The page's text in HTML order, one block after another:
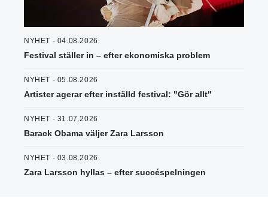
NYHET - 04.08.2026
Festival ställer in – efter ekonomiska problem
NYHET - 05.08.2026
Artister agerar efter inställd festival: "Gör allt"
NYHET - 31.07.2026
Barack Obama väljer Zara Larsson
NYHET - 03.08.2026
Zara Larsson hyllas – efter succéspelningen